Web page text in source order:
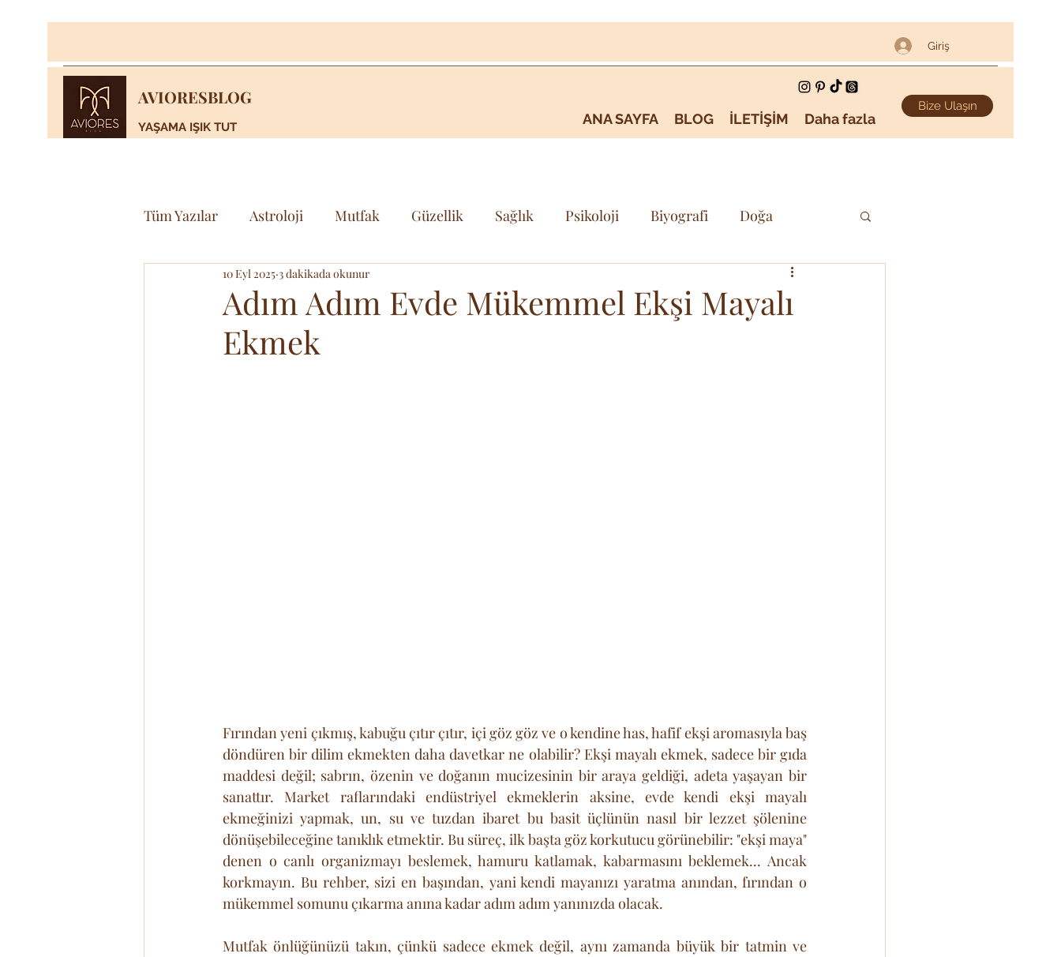
Giriş
AVIORESBLOG
YAŞAMA IŞIK TUT ANA SAYFA BLOG İLETİŞİM Daha fazla
Bize Ulaşın
Tüm Yazılar Astroloji Mutfak Güzellik Sağlık Psikoloji Biyografi Doğa
Bilim & Teknoloji Sanat & Kültür
Adım Adım Evde Mükemmel Ekşi Mayalı
Ekmek
10 Eyl 2025 3 dakikada okunur
Fırından yeni çıkmış, kabuğu çıtır çıtır, içi göz göz ve o kendine has, hafif ekşi aromasıyla baş
döndüren bir dilim ekmekten daha davetkar ne olabilir? Ekşi mayalı ekmek, sadece bir gıda
maddesi değil; sabrın, özenin ve doğanın mucizesinin bir araya geldiği, adeta yaşayan bir
sanattır. Market raflarındaki endüstriyel ekmeklerin aksine, evde kendi ekşi mayalı
ekmeğinizi yapmak, un, su ve tuzdan ibaret bu basit üçlünün nasıl bir lezzet şölenine
dönüşebileceğine tanıklık etmektir. Bu süreç, ilk başta göz korkutucu görünebilir: "ekşi maya"
denen o canlı organizmayı beslemek, hamuru katlamak, kabarmasını beklemek... Ancak
korkmayın. Bu rehber, sizi en başından, yani kendi mayanızı yaratma anından, fırından o
mükemmel somunu çıkarma anına kadar adım adım yanınızda olacak.
Mutfak önlüğünüzü takın, çünkü sadece ekmek değil, aynı zamanda büyük bir tatmin ve